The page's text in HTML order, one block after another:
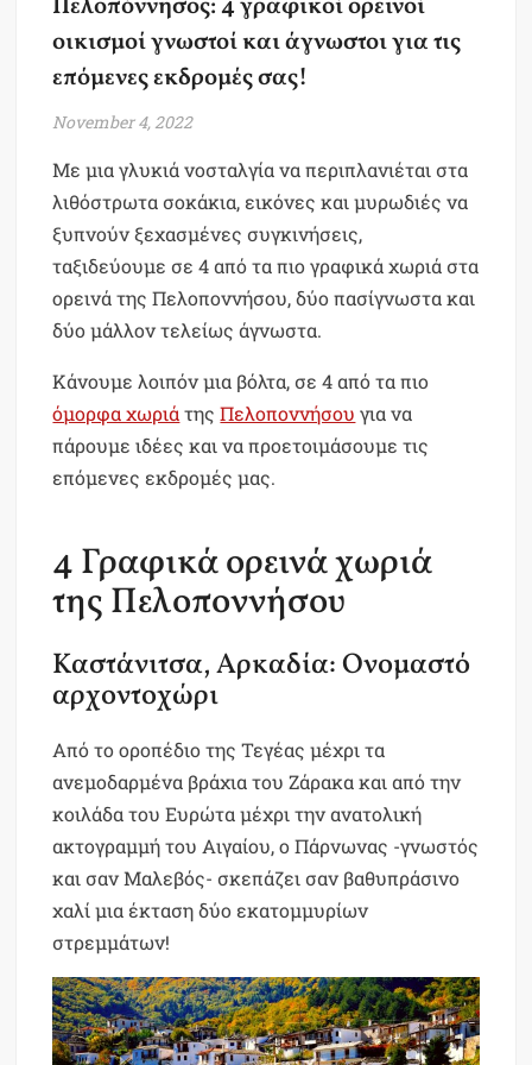
Πελοπόννησος: 4 γραφικοί ορεινοί
οικισμοί γνωστοί και άγνωστοι για τις
επόμενες εκδρομές σας!
November 4, 2022
Με μια γλυκιά νοσταλγία να περιπλανιέται στα
λιθόστρωτα σοκάκια, εικόνες και μυρωδιές να
ξυπνούν ξεχασμένες συγκινήσεις,
ταξιδεύουμε σε 4 από τα πιο γραφικά χωριά στα
ορεινά της Πελοποννήσου, δύο πασίγνωστα και
δύο μάλλον τελείως άγνωστα.
Κάνουμε λοιπόν μια βόλτα, σε 4 από τα πιο
όμορφα χωριάτηςΠελοποννήσου για να
πάρουμε ιδέες και να προετοιμάσουμε τις
επόμενες εκδρομές μας.
4 Γραφικά ορεινά χωριά
της Πελοποννήσου
Καστάνιτσα, Αρκαδία: Ονομαστό
αρχοντοχώρι
Από το οροπέδιο της Τεγέας μέχρι τα
ανεμοδαρμένα βράχια του Ζάρακα και από την
κοιλάδα του Ευρώτα μέχρι την ανατολική
ακτογραμμή του Αιγαίου, ο Πάρνωνας -γνωστός
και σαν Μαλεβός- σκεπάζει σαν βαθυπράσινο
χαλί μια έκταση δύο εκατομμυρίων
στρεμμάτων!